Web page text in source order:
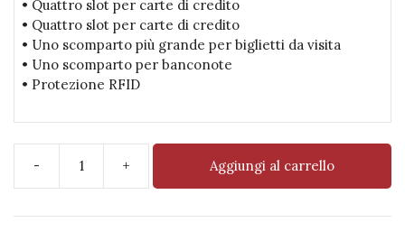
• Quattro slot per carte di credito
• Quattro slot per carte di credito
• Uno scomparto più grande per biglietti da visita
• Uno scomparto per banconote
• Protezione RFID
-
SLG
Classic
+ Aggiungi al carrello